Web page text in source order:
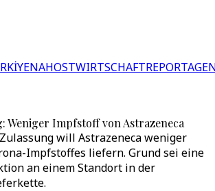
NAHOSTWIRTSCHAFT
Weniger Impfstoff von Astrazeneca
will Astrazeneca weniger
Impfstoffes liefern. Grund sei eine
an einem Standort in der